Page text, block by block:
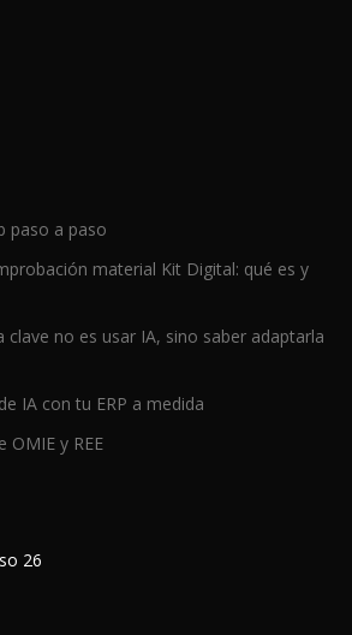
paso a paso
material Kit Digital: qué es y
clave no es usar IA, sino saber adaptarla
IA con tu ERP a medida
OMIE y REE
26